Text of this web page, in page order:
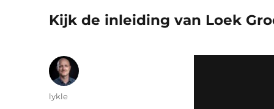
Kijk de inleiding van Loek
Auteur
lykle